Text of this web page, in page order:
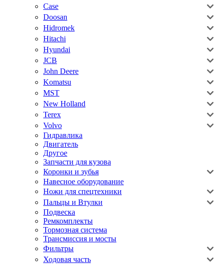
Case
Doosan
Hidromek
Hitachi
Hyundai
JCB
John Deere
Komatsu
MST
New Holland
Terex
Volvo
Гидравлика
Двигатель
Другое
Запчасти для кузова
Коронки и зубья
Навесное оборудование
Ножи для спецтехники
Пальцы и Втулки
Подвеска
Ремкомплекты
Тормозная система
Трансмиссия и мосты
Фильтры
Ходовая часть